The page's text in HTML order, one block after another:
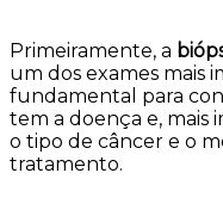
Primeiramente, a
um dos exames mais
fundamental para
tem a doença e, mais
o tipo de câncer e o
tratamento.